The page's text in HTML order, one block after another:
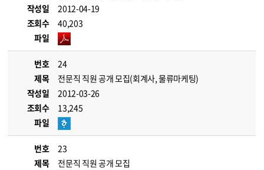
작성일
2012-04-19
조회수
40,203
파일
번호
24
제목
전문직 직원 공개 모집(회계사, 물류마케팅)
작성일
2012-03-26
조회수
13,245
파일
번호
23
제목
전문직 직원 공개 모집